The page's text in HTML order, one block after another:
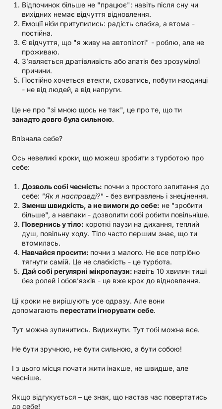
Відпочинок більше не "працює": навіть після сну чи
вихідних немає відчуття відновлення.
Емоції ніби притупились: радість слабка, а втома -
постійна.
Є відчуття, що "я живу на автопілоті" - роблю, але не
проживаю.
З’являється дратівливість або апатія без зрозумілої
причини.
Постійно хочеться втекти, сховатись, побути наодинці
- не від людей, а від напруги.
Це не про "зі мною щось не так", це про те, що ти
занадто довго була сильною.
Впізнала себе?
Ось невеликі кроки, що можеш зробити з турботою про
себе:
Дозволь собі чесність: почни з простого запитання до
себе: "Як я насправді?" - без виправлень і знецінення.
Зменш швидкість, а не вимоги до себе: не "зробити
більше", а навпаки - дозволити собі робити повільніше.
Повернись у тіло: короткі паузи на дихання, теплий
душ, повільну ходу. Тіло часто першим знає, що ти
втомилась.
Навчайся просити: почни з малого. Не все потрібно
тягнути самій. Це не слабкість - це турбота.
Дай собі регулярні мікропаузи: навіть 10 хвилин тиші
без ролей і обов’язків - це вже крок до відновлення.
Ці кроки не вирішують усе одразу. Але вони
допомагають перестати ігнорувати себе.
Тут можна зупинитись. Видихнути. Тут тобі можна все.
Не бути зручною, не бути сильною, а бути собою!
І з цього місця почати жити інакше, не швидше, але
чесніше.
Якщо відгукується – це знак, що настав час повертатись
до себе!